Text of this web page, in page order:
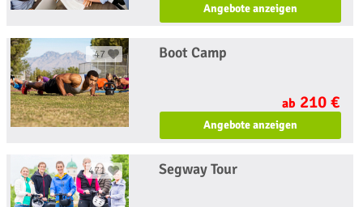
Angebote anzeigen
47 Boot Camp
ab 210 €
Angebote anzeigen
471 Segway Tour